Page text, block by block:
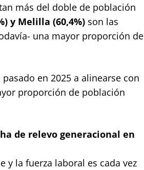
más del doble de población
y Melilla (60,4%) son las
una mayor proporción de
en 2025 a alinearse con
proporción de población
de relevo generacional en
y la fuerza laboral es cada vez